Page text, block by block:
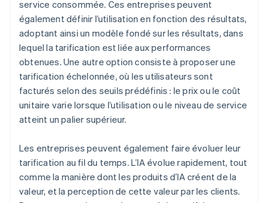
service consommée. Ces entreprises peuvent
également définir l’utilisation en fonction des résultats,
adoptant ainsi un modèle fondé sur les résultats, dans
lequel la tarification est liée aux performances
obtenues. Une autre option consiste à proposer une
tarification échelonnée, où les utilisateurs sont
facturés selon des seuils prédéfinis : le prix ou le coût
unitaire varie lorsque l’utilisation ou le niveau de service
atteint un palier supérieur.
Les entreprises peuvent également faire évoluer leur
tarification au fil du temps. L’IA évolue rapidement, tout
comme la manière dont les produits d’IA créent de la
valeur, et la perception de cette valeur par les clients.